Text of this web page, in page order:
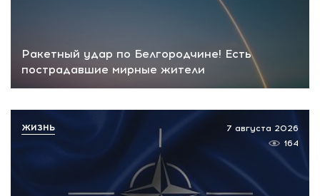
Ракетный удар по Белгородчине! Есть
пострадавшие мирные жители
7 августа 2026
164
ЖИЗНЬ